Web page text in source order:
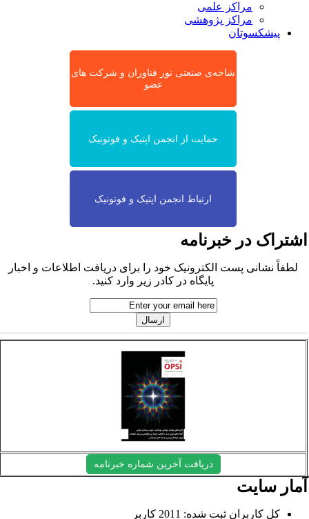
مراکز علمی
مراکز پژوهشی
پیشکسوتان
شاخه‌ی صنعتی نور فناوران و شرکت های
عضو
حمایت از انجمن اپتیک و فوتونیک
ارتباط انجمن اپتیک و فوتونیک
در خبرنامه
لطفاً نشانی پست الکترونیک خود را برای دریافت اطلاعات و اخبار
پایگاه در کادر زیر وارد کنید.
دریافت آخرین شماره خبرنامه
سایت
کل کاربران ثبت شده: 2011 کاربر